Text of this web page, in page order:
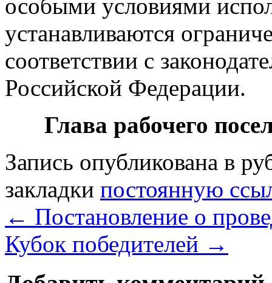
особыми условиями
устанавливаются
соответствии с
Российской Федерации.
Глава рабочего
Запись опубликована в
закладки постоянную
← Постановление о
Кубок победителей →